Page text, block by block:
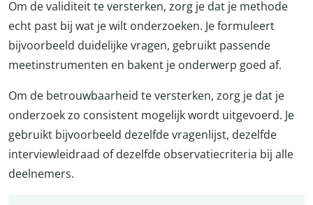
Om de validiteit te versterken, zorg je dat je methode
echt past bij wat je wilt onderzoeken. Je formuleert
bijvoorbeeld duidelijke vragen, gebruikt passende
meetinstrumenten en bakent je onderwerp goed af.
Om de betrouwbaarheid te versterken, zorg je dat je
onderzoek zo consistent mogelijk wordt uitgevoerd. Je
gebruikt bijvoorbeeld dezelfde vragenlijst, dezelfde
interviewleidraad of dezelfde observatiecriteria bij alle
deelnemers.